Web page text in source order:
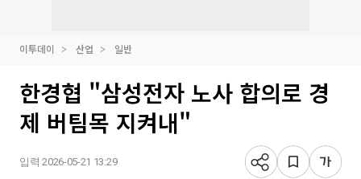
이투데이 산업 일반
한경협 "삼성전자 노사 합의로 경
제 버팀목 지켜내"
입력 2026-05-21 13:29